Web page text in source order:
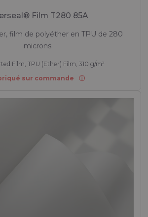
Film T280 85A
film de polyéther en TPU de 280
microns
Film, TPU (Ether) Film, 310 g/m²
sur commande